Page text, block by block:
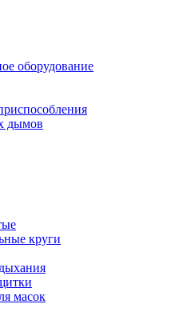
оборудование
дымов
круги
масок